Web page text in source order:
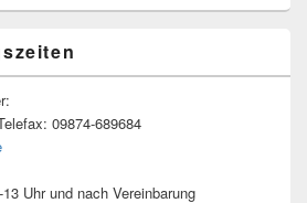
09874-689684
Uhr und nach Vereinbarung